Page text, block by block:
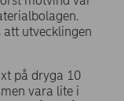
utvecklingen
på dryga 10
vara lite i